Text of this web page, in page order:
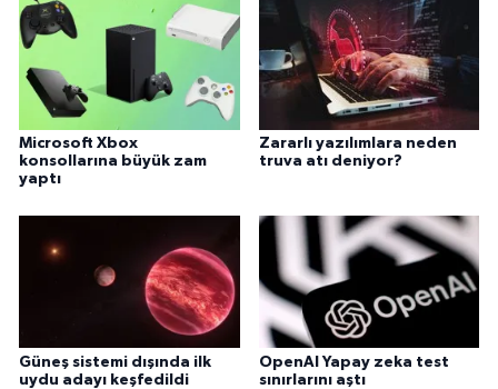
Microsoft Xbox
konsollarına büyük zam
yaptı
Zararlı yazılımlara neden
truva atı deniyor?
Güneş sistemi dışında ilk
uydu adayı keşfedildi
OpenAI Yapay zeka test
sınırlarını aştı